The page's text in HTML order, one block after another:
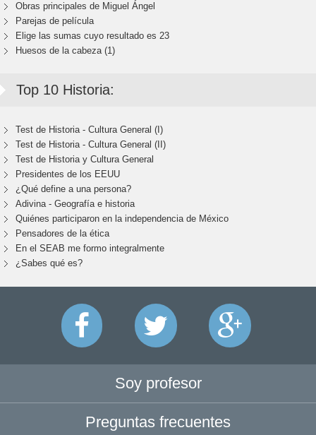
Obras principales de Miguel Ángel
Parejas de película
Elige las sumas cuyo resultado es 23
Huesos de la cabeza (1)
Top 10 Historia:
Test de Historia - Cultura General (I)
Test de Historia - Cultura General (II)
Test de Historia y Cultura General
Presidentes de los EEUU
¿Qué define a una persona?
Adivina - Geografía e historia
Quiénes participaron en la independencia de México
Pensadores de la ética
En el SEAB me formo integralmente
¿Sabes qué es?
Soy profesor
Preguntas frecuentes